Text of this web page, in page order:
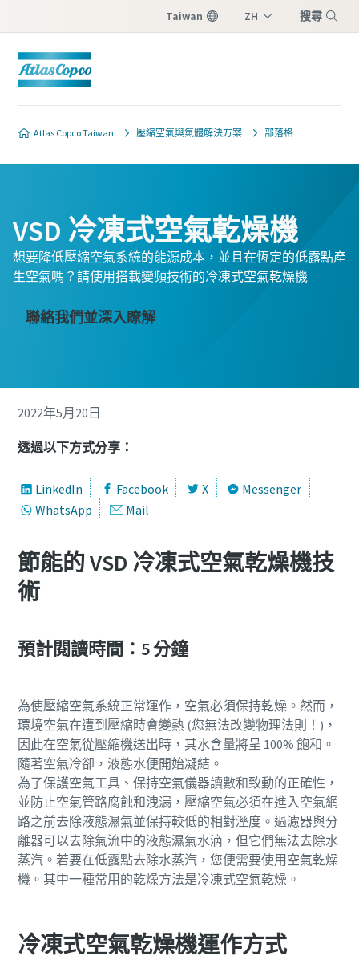
Taiwan ZH 搜尋
Atlas Copco Taiwan 壓縮空氣與氣體解決方案 部落格
VSD 冷凍式空氣乾燥機
想要降低壓縮空氣系統的能源成本，並且在恆定的低露點產
生空氣嗎？請使用搭載變頻技術的冷凍式空氣乾燥機
聯絡我們並深入瞭解
2022年5月20日
透過以下方式分享：
LinkedIn Facebook X
Messenger
WhatsApp
Mail
節能的 VSD 冷凍式空氣乾燥機技
術
預計閱讀時間：5 分鐘
為使壓縮空氣系統正常運作，空氣必須保持乾燥。然而，
環境空氣在遭到壓縮時會變熱 (您無法改變物理法則！)，
因此在空氣從壓縮機送出時，其水含量將呈 100% 飽和。
隨著空氣冷卻，液態水便開始凝結。
為了保護空氣工具、保持空氣儀器讀數和致動的正確性，
並防止空氣管路腐蝕和洩漏，壓縮空氣必須在進入空氣網
路之前去除液態濕氣並保持較低的相對溼度。過濾器與分
離器可以去除氣流中的液態濕氣水滴，但它們無法去除水
蒸汽。若要在低露點去除水蒸汽，您便需要使用空氣乾燥
機。其中一種常用的乾燥方法是冷凍式空氣乾燥。
冷凍式空氣乾燥機運作方式